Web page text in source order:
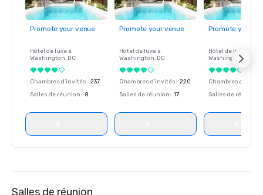
Promote your venue
Hôtel de luxe à
Washington, DC
Chambres d'invités: 237
Salles de réunion: 8
Promote your venue
Hôtel de luxe à
Washington, DC
Chambres d'invités: 220
Salles de réunion: 17
Promote your
Hôtel de luxe à
Washington
Chambres
Salles de réunion
Salles de réunion